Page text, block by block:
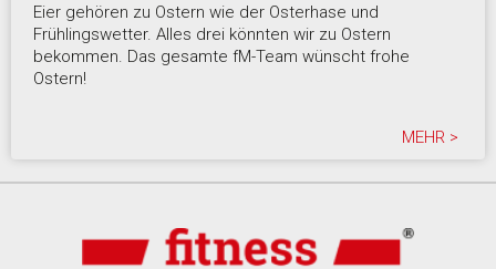
Eier gehören zu Ostern wie der Osterhase und
Frühlingswetter. Alles drei könnten wir zu Ostern
bekommen. Das gesamte fM-Team wünscht frohe
Ostern!
MEHR >